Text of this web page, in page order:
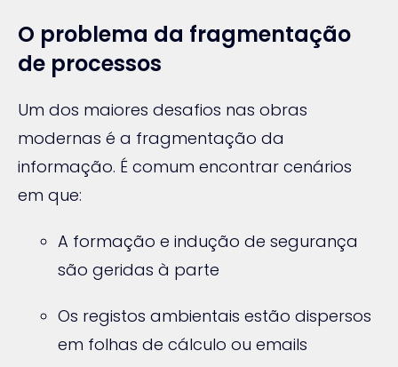
O problema da fragmentação
de processos
Um dos maiores desafios nas obras
modernas é a fragmentação da
informação. É comum encontrar cenários
em que:
A formação e indução de segurança
são geridas à parte
Os registos ambientais estão dispersos
em folhas de cálculo ou emails